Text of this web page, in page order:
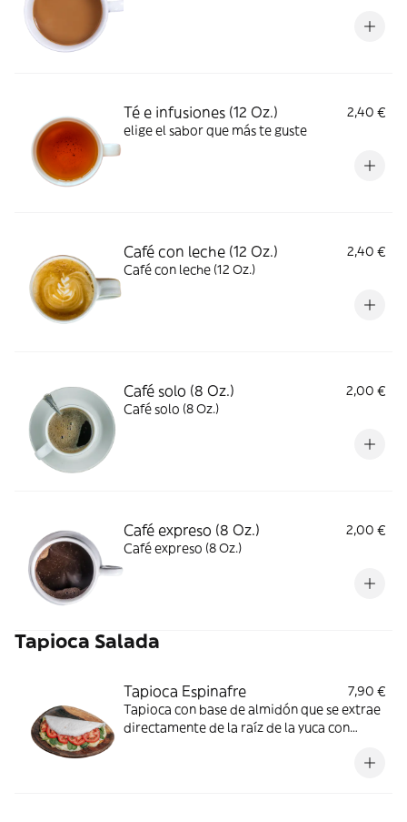
Té e infusiones (12 Oz.)
2,40 €
elige el sabor que más te guste
Café con leche (12 Oz.)
2,40 €
Café con leche (12 Oz.)
Café solo (8 Oz.)
2,00 €
Café solo (8 Oz.)
Café expreso (8 Oz.)
2,00 €
Café expreso (8 Oz.)
Tapioca Salada
Tapioca Espinafre
7,90 €
Tapioca con base de almidón que se extrae
directamente de la raíz de la yuca con
Sin conservantes, colorantes, sin sal y SIN